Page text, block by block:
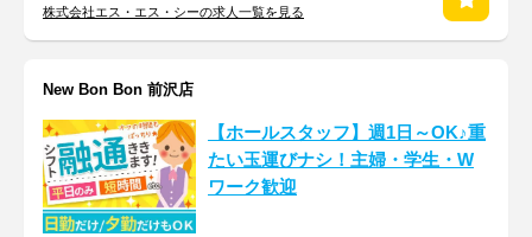
株式会社エス・エス・シーの求人一覧を見る
New Bon Bon 前沢店
【ホールスタッフ】週1日～OK♪重
たい玉運びナシ！主婦・学生・W
ワーク歓迎